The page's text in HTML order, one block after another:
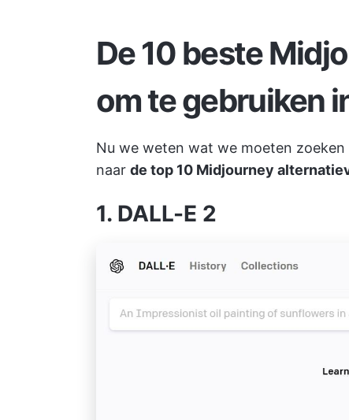
De 10 beste
om te gebruiken
Nu we weten wat we moeten zoeken
naar de top 10 Midjourney
1. DALL-E 2